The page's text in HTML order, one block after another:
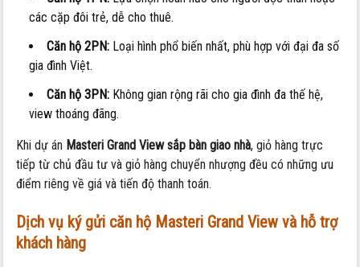
các cặp đôi trẻ, dễ cho thuê.
Căn hộ 2PN: Loại hình phổ biến nhất, phù hợp với đại đa số
gia đình Việt.
Căn hộ 3PN: Không gian rộng rãi cho gia đình đa thế hệ,
view thoáng đãng.
Khi dự án Masteri Grand View sắp bàn giao nhà, giỏ hàng trực
tiếp từ chủ đầu tư và giỏ hàng chuyển nhượng đều có những ưu
điểm riêng về giá và tiến độ thanh toán.
Dịch vụ ký gửi căn hộ Masteri Grand Viewvà hỗ trợ
khách hàng